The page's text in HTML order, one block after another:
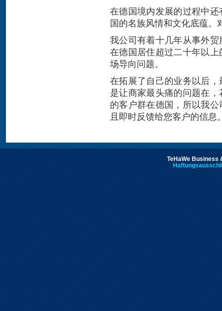
在德国境内发展的过程中
国的名族风情和文化底蕴。
我公司有着十几年从事外
在德国居住超过二十年以
场导向问题。
在拓展了自己的业务以后
是让商家最头痛的问题在
的客户群在德国，所以我
且即时反馈给您客户的信
TeHaWe Business